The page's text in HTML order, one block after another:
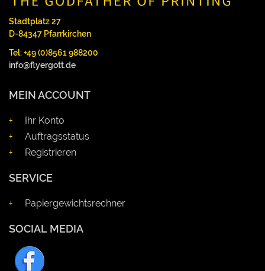
Stadtplatz 27
D-84347 Pfarrkirchen
Tel: +49 (0)8561 988200
info@flyergott.de
MEIN ACCOUNT
Ihr Konto
Auftragsstatus
Registrieren
SERVICE
Papiergewichtsrechner
SOCIAL MEDIA